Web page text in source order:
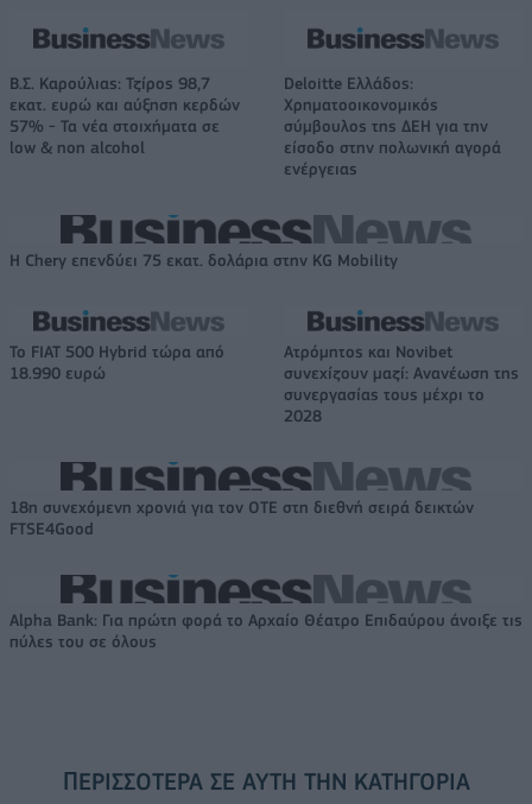
Β.Σ. Καρούλιας: Τζίρος 98,7
εκατ. ευρώ και αύξηση κερδών
57% - Τα νέα στοιχήματα σε
low & non alcohol
Deloitte Ελλάδος:
Χρηματοοικονομικός
σύμβουλος της ΔΕΗ για την
είσοδο στην πολωνική αγορά
ενέργειας
Η Chery επενδύει 75 εκατ. δολάρια στην KG Mobility
Το FIAT 500 Hybrid τώρα από
18.990 ευρώ
Ατρόμητος και Novibet
συνεχίζουν μαζί: Ανανέωση της
συνεργασίας τους μέχρι το
2028
18η συνεχόμενη χρονιά για τον ΟΤΕ στη διεθνή σειρά δεικτών
FTSE4Good
Alpha Bank: Για πρώτη φορά το Αρχαίο Θέατρο Επιδαύρου άνοιξε τις
πύλες του σε όλους
ΠΕΡΙΣΣΌΤΕΡΑ ΣΕ ΑΥΤΉ ΤΗΝ ΚΑΤΗΓΟΡΊΑ